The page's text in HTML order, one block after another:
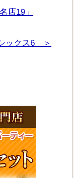
店19」
ックス6」＞